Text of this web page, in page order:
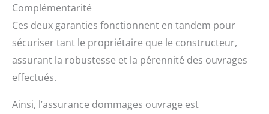
Complémentarité
Ces deux garanties fonctionnent en tandem pour
sécuriser tant le propriétaire que le constructeur,
assurant la robustesse et la pérennité des ouvrages
effectués.
Ainsi, l’assurance dommages ouvrage est